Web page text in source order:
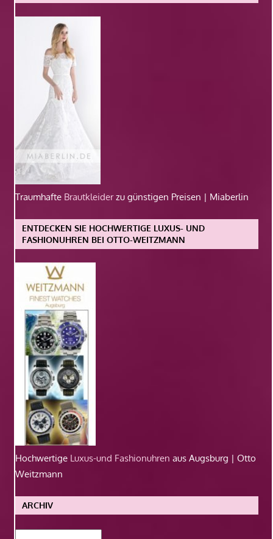
Traumhafte Brautkleiderzu günstigen Preisen | Miaberlin
ENTDECKEN SIE HOCHWERTIGE LUXUS- UND
FASHIONUHREN BEI OTTO-WEITZMANN
Hochwertige Luxus-und Fashionuhren aus Augsburg | Otto
Weitzmann
ARCHIV